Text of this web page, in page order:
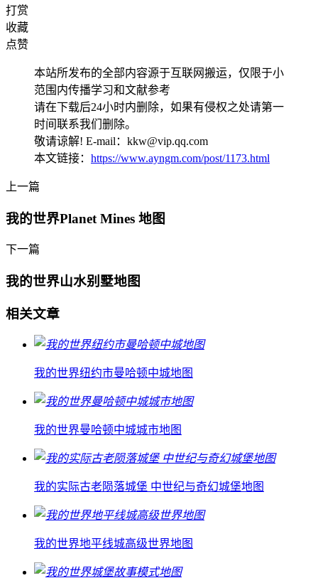
打赏
收藏
点赞
本站所发布的全部内容源于互联网搬运，仅限于小
范围内传播学习和文献参考
请在下载后24小时内删除，如果有侵权之处请第一
时间联系我们删除。
敬请谅解! E-mail：kkw@vip.qq.com
本文链接： https://www.ayngm.com/post/1173.html
上一篇
我的世界Planet Mines 地图
下一篇
我的世界山水别墅地图
相关文章
我的世界纽约市曼哈顿中城地图
我的世界曼哈顿中城城市地图
我的实际古老陨落城堡 中世纪与奇幻城堡地图
我的世界地平线城高级世界地图